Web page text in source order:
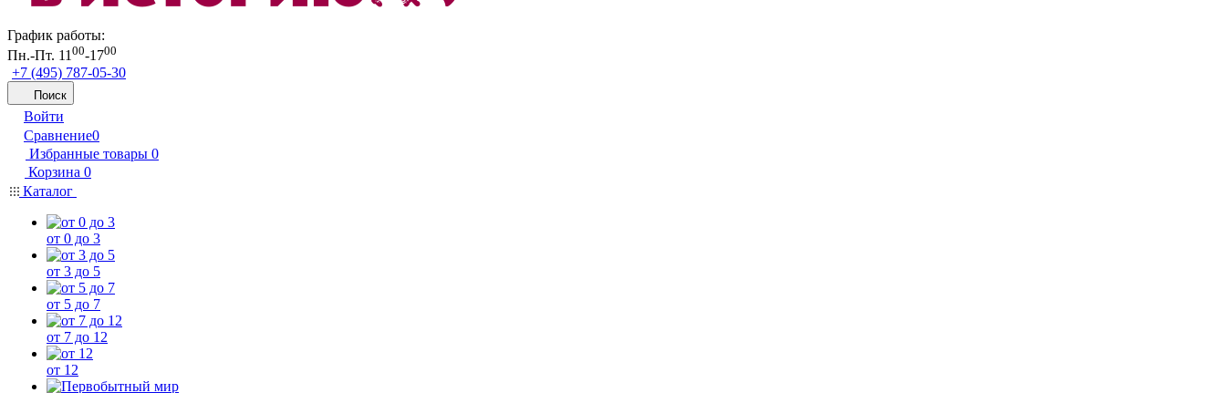
График работы:
Пн.-Пт. 1100-1700
+7 (495) 787-05-30
Поиск
Войти
Сравнение0
Избранные товары 0
Корзина 0
Каталог
от 0 до 3
от 3 до 5
от 5 до 7
от 7 до 12
от 12